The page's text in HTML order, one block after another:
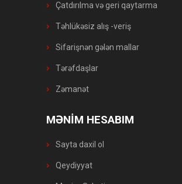
Çatdırılma və geri qaytarma
Təhlükəsiz alış -veriş
Sifarişnən gələn mallar
Tərəfdaşlar
Zəmanət
MƏNİM HESABIM
Sayta daxil ol
Qeydiyyat